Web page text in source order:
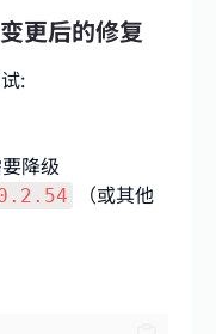
更后的修复
:
降级
（或其他